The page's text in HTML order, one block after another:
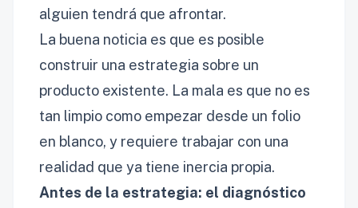
alguien tendrá que afrontar.
La buena noticia es que es posible
construir una estrategia sobre un
producto existente. La mala es que no es
tan limpio como empezar desde un folio
en blanco, y requiere trabajar con una
realidad que ya tiene inercia propia.
Antes de la estrategia: el diagnóstico